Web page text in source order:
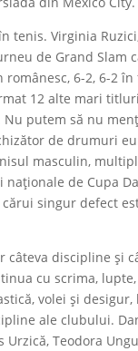
tenis. Virginia
de Grand Slam
6-2, 6-2
12 alte mari
putem să nu
de drumuri
masculin,
naționale de Cupa
singur defect
câteva discipline și
cu scrima,
volei și
ale clubului.
Urzică, Teodora